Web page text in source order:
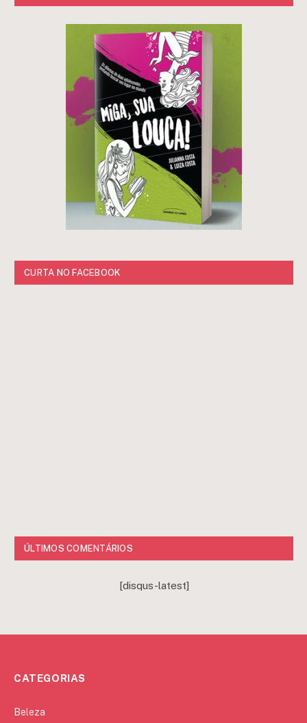
CURTA NO FACEBOOK
ÚLTIMOS COMENTÁRIOS
[disqus-latest]
CATEGORIAS
Beleza